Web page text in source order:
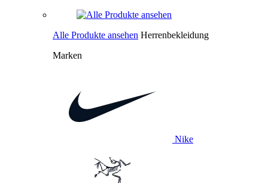
Alle Produkte ansehen Herrenbekleidung
Marken
Nike